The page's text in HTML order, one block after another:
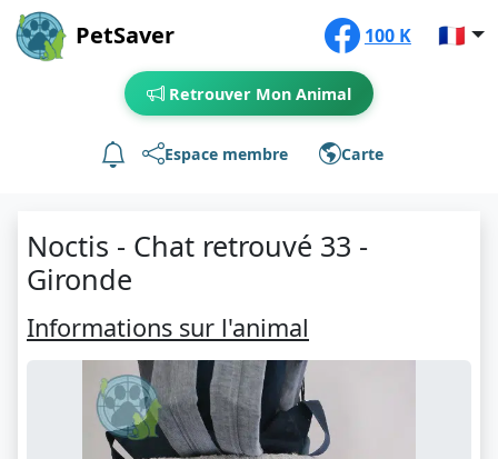
PetSaver 100 K 🇫🇷
Retrouver Mon Animal
Espace membre Carte
Noctis - Chat retrouvé 33 -
Gironde
Informations sur l'animal